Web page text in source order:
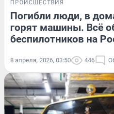
ПРОИСШЕСТВИЯ
Погибли люди, в
горят машины. Всё
беспилотников на
8 апреля, 2026, 03:50 446